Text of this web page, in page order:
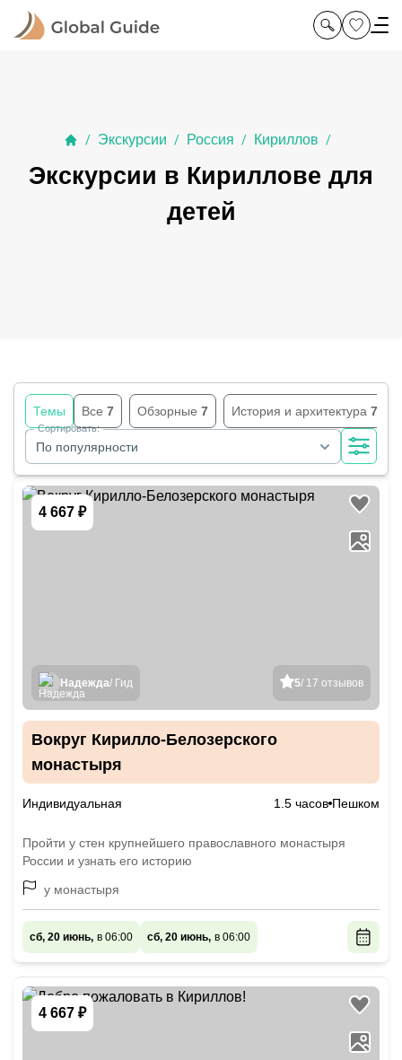
/ Экскурсии / Россия / Кириллов /
Экскурсии в Кириллове для
детей
Темы Все 7 Обзорные 7 История и архитектура 7
По популярности
Сортировать:
4 667 ₽
5/ 17 отзывов
Надежда/ Гид
Вокруг Кирилло-Белозерского
монастыря
Индивидуальная 1.5 часов Пешком
Пройти у стен крупнейшего православного монастыря
России и узнать его историю
у монастыря
сб, 20 июнь, в 06:00 сб, 20 июнь, в 06:00
4 667 ₽